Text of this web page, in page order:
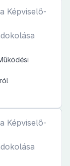
Képviselő-
Képviselő-